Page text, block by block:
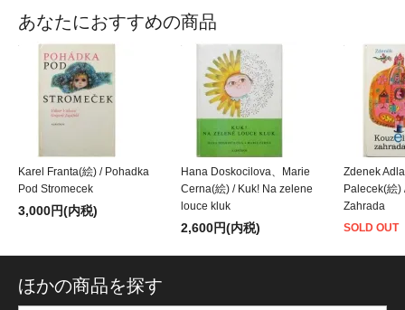
あなたにおすすめの商品
Karel Franta(絵) / Pohadka
Pod Stromecek
3,000円(内税)
Hana Doskocilova、Marie
Cerna(絵) / Kuk! Na zelene
louce kluk
2,600円(内税)
Zdenek
Palecek(絵)
Zahrada
SOLD OUT
ほかの商品を探す